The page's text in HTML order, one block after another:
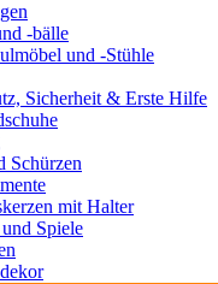
-bälle
und -Stühle
Sicherheit & Erste Hilfe
Schürzen
mit Halter
Spiele